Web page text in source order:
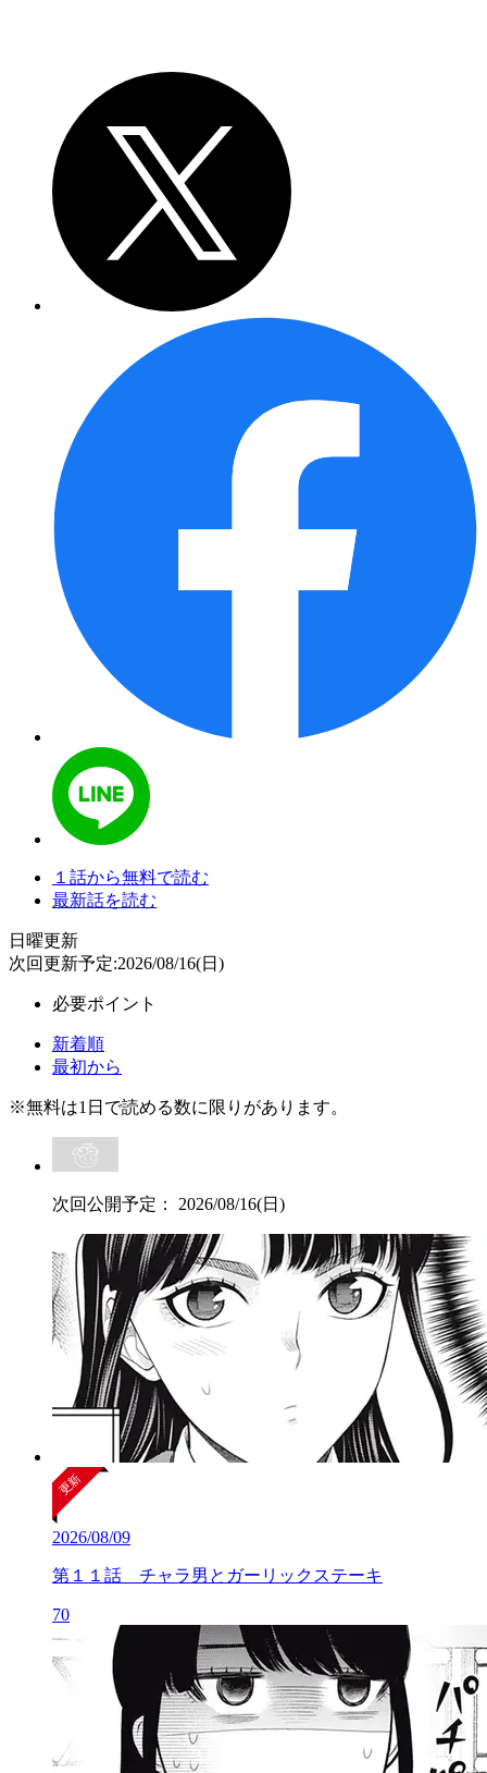
１話から無料で読む
最新話を読む
日曜更新
次回更新予定:2026/08/16(日)
必要ポイント
新着順
最初から
※無料は1日で読める数に限りがあります。
次回公開予定： 2026/08/16(日)
2026/08/09
第１１話 チャラ男とガーリックステーキ
70